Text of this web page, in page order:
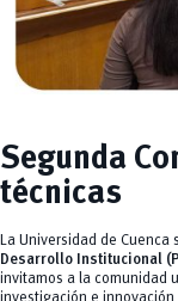
Química Aplicada
Recursos Hídricos
Webinars
Videos
Programa de
remove
Innovación
add
Propiedad
Noticias
remove
Segunda
técnicas
La Universidad de
Desarrollo Institucional
invitamos a la comunidad
investigación e